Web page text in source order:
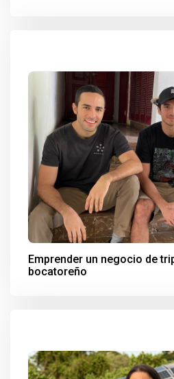
Emprender un negocio de
bocatoreño